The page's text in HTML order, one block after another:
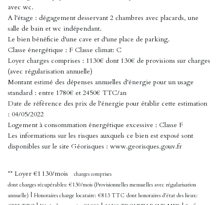
avec wc.
A l'étage : dégagement desservant 2 chambres avec placards, une
salle de bain et wc indépendant.
Le bien bénéficie d'une cave et d'une place de parking.
Classe énergétique : F Classe climat: C
Loyer charges comprises : 1130€ dont 130€ de provisions sur charges
(avec régularisation annuelle)
Montant estimé des dépenses annuelles d'énergie pour un usage
standard : entre 1780€ et 2450€ TTC/an
Date de référence des prix de l'énergie pour établir cette estimation
: 04/05/2022
Logement à consommation énergétique excessive : Classe F
Les informations sur les risques auxquels ce bien est exposé sont
disponibles sur le site Géorisques : www.georisques.gouv.fr
** Loyer €1 130/mois charges comprises
dont charges récupérables: €130/mois (Provisionnelles mensuelles avec régularisation
annuelle) | Honoraires charge locataire: €813 TTC dont honoraires d'état des lieux: